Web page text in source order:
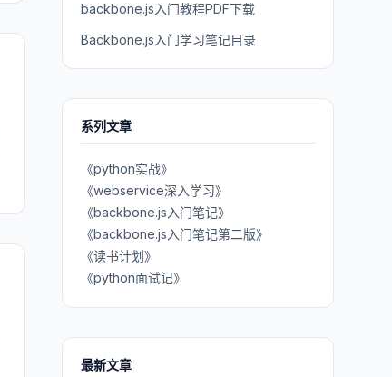
backbone.js入门教程PDF下载
Backbone.js入门学习笔记目录
系列文章
《python实战》
《webservice深入学习》
《backbone.js入门笔记》
《backbone.js入门笔记第二版》
《读书计划》
《python面试记》
最新文章